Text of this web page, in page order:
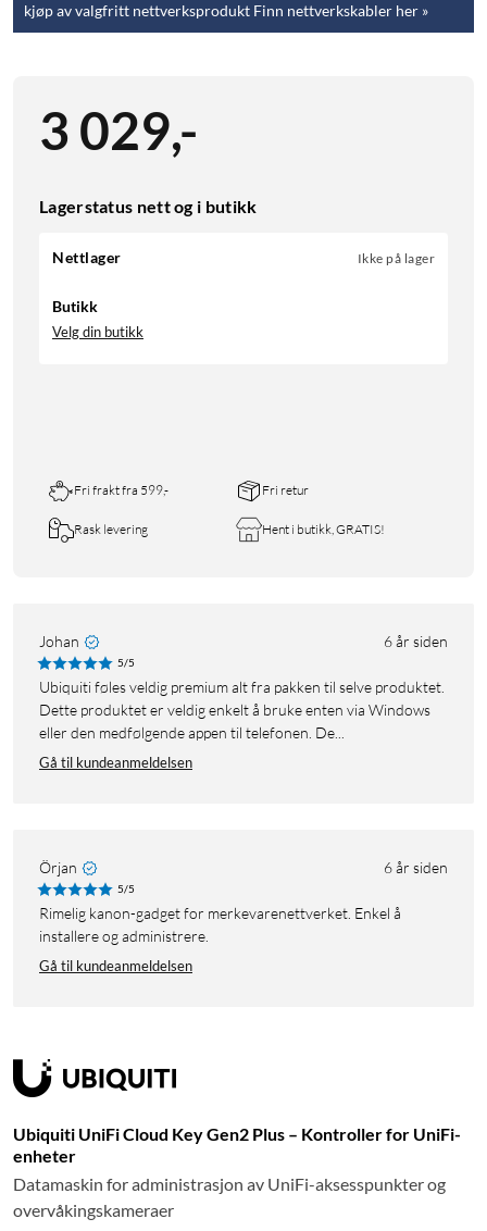
kjøp av valgfritt nettverksprodukt Finn nettverkskabler her »
3 029,-
Lagerstatus nett og i butikk
Nettlager Ikke på lager
Butikk
Velg din butikk
Fri frakt fra 599,- Fri retur
Rask levering Hent i butikk, GRATIS!
Johan 6 år siden
5/5
Ubiquiti føles veldig premium alt fra pakken til selve produktet.
Dette produktet er veldig enkelt å bruke enten via Windows
eller den medfølgende appen til telefonen. De...
Gå til kundeanmeldelsen
Örjan 6 år siden
5/5
Rimelig kanon-gadget for merkevarenettverket. Enkel å
installere og administrere.
Gå til kundeanmeldelsen
Ubiquiti UniFi Cloud Key Gen2 Plus – Kontroller for UniFi-
enheter
Datamaskin for administrasjon av UniFi-aksesspunkter og
overvåkingskameraer